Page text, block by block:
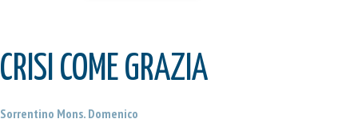
CRISI COME GRAZIA
Sorrentino Mons. Domenico